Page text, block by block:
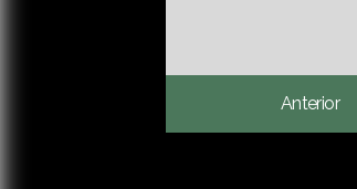
Anterior